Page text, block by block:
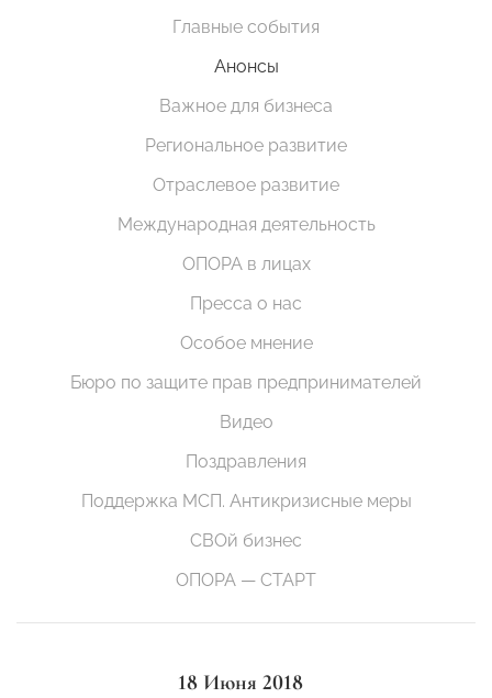
Главные события
Анонсы
Важное для бизнеса
Региональное развитие
Отраслевое развитие
Международная деятельность
ОПОРА в лицах
Пресса о нас
Особое мнение
Бюро по защите прав предпринимателей
Видео
Поздравления
Поддержка МСП. Антикризисные меры
СВОй бизнес
ОПОРА — СТАРТ
18 Июня 2018